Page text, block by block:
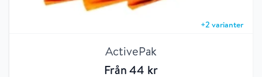
+2 varianter
ActivePak
Från44 kr